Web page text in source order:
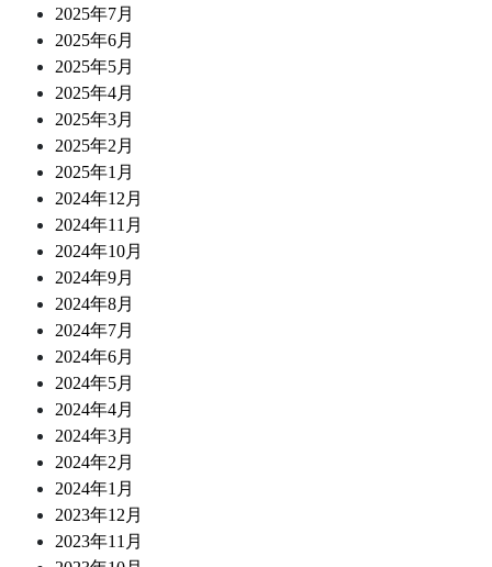
2025年7月
2025年6月
2025年5月
2025年4月
2025年3月
2025年2月
2025年1月
2024年12月
2024年11月
2024年10月
2024年9月
2024年8月
2024年7月
2024年6月
2024年5月
2024年4月
2024年3月
2024年2月
2024年1月
2023年12月
2023年11月